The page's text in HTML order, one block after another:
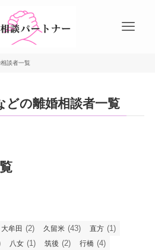
談者一覧
どの離婚相談者一覧
大牟田 (2) 久留米 (43) 直方 (1)
八女 (1) 筑後 (2) 行橋 (4)